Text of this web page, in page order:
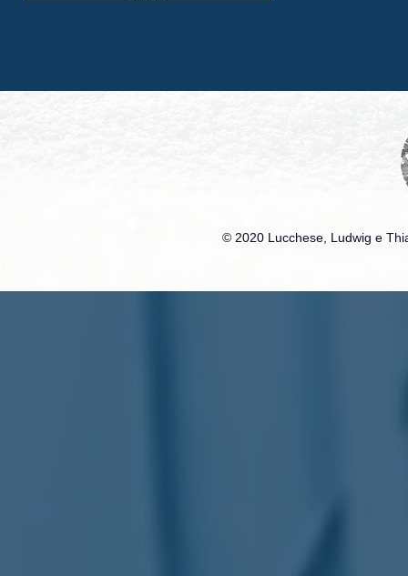
© 2020 Lucchese, Ludwig e